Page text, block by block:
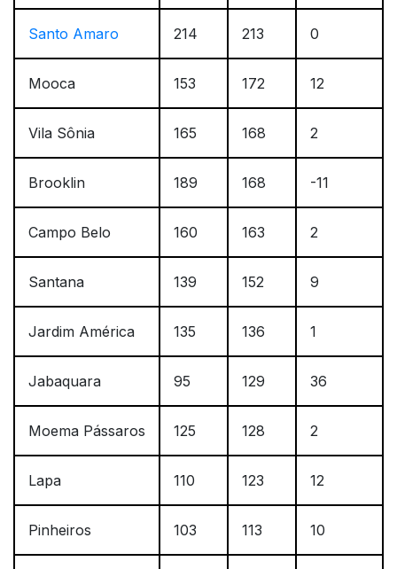
Santo Amaro 214 213 0
Mooca 153 172 12
Vila Sônia 165 168 2
Brooklin 189 168 -11
Campo Belo 160 163 2
Santana 139 152 9
Jardim América 135 136 1
Jabaquara 95 129 36
Moema Pássaros 125 128 2
Lapa 110 123 12
Pinheiros 103 113 10